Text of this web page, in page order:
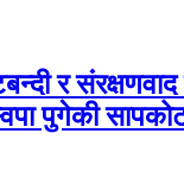
र
पुगेकी